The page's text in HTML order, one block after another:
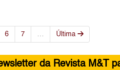
6 7 … Última
da Revista M&T